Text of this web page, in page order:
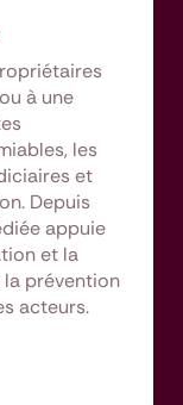
à une
les
et
Depuis
appuie
et la
prévention
acteurs.